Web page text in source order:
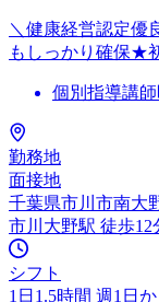
＼健康経営認定優
もしっかり確保★
個別指導講師
勤務地
面接地
千葉県市川市南大
市川大野駅 徒歩12
シフト
1日1.5時間 週1日